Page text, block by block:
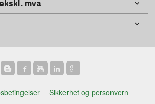
mva
Sikkerhet og personvern